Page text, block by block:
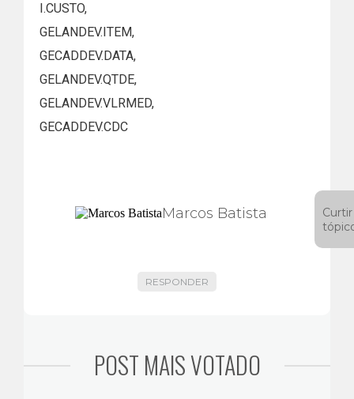
I.CUSTO,
GELANDEV.ITEM,
GECADDEV.DATA,
GELANDEV.QTDE,
GELANDEV.VLRMED,
GECADDEV.CDC
Marcos Batista
Curtir
RESPONDER
POST MAIS VOTADO